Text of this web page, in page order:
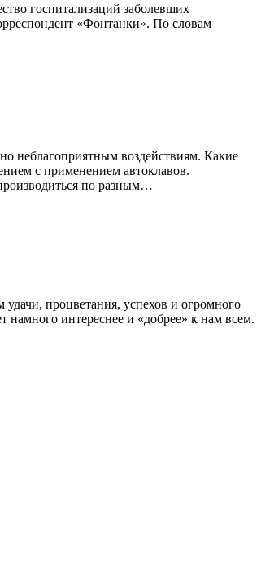
госпитализаций заболевших
«Фонтанки». По словам
неблагоприятным воздействиям. Какие
с применением автоклавов.
по разным…
процветания, успехов и огромного
намного интереснее и «добрее» к нам всем.